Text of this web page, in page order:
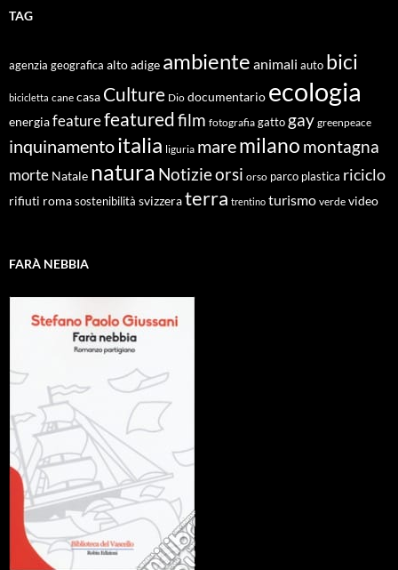
TAG
agenzia geografica alto adige ambiente animali auto bici
bicicletta cane casa Culture Dio documentario ecologia
energiafeaturefeaturedfilm fotografia gatto gay greenpeace
inquinamentoitalia liguria maremilano montagna
morte Natale natura Notizieorsi orso parco plastica riciclo
rifiuti roma sostenibilità svizzeraterra trentino turismo verde video
FARÀ NEBBIA